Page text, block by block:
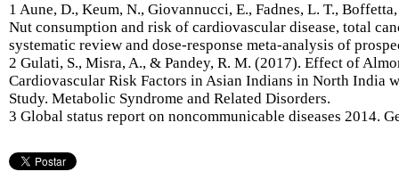
1 Aune, D., Keum, N., Giovannucci, E., Fadnes, L. T.,
Nut consumption and risk of cardiovascular disease, total
systematic review and dose-response meta-analysis of
2 Gulati, S., Misra, A., & Pandey, R. M. (2017). Effect of
Cardiovascular Risk Factors in Asian Indians in North India
Study. Metabolic Syndrome and Related Disorders.
3 Global status report on noncommunicable diseases 2014.